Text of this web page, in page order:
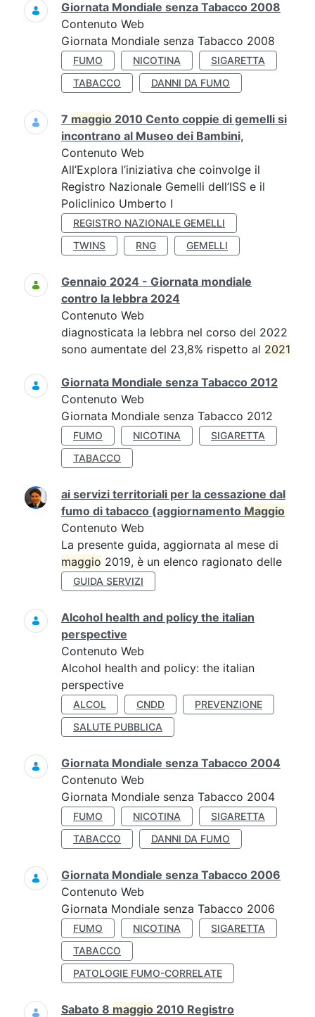
Giornata Mondiale senza Tabacco 2008
Contenuto Web
Giornata Mondiale senza Tabacco 2008
FUMO NICOTINA
SIGARETTA
TABACCO
DANNI DA FUMO
7 maggio 2010 Cento coppie di gemelli si
incontrano al Museo dei Bambini,
Contenuto Web
All’Explora l’iniziativa che coinvolge il
Registro Nazionale Gemelli dell’ISS e il
Policlinico Umberto I
REGISTRO NAZIONALE GEMELLI
TWINS
RNG GEMELLI
Gennaio 2024 - Giornata mondiale
contro la lebbra 2024
Contenuto Web
diagnosticata la lebbra nel corso del 2022
sono aumentate del 23,8% rispetto al 2021
Giornata Mondiale senza Tabacco 2012
Contenuto Web
Giornata Mondiale senza Tabacco 2012
FUMO NICOTINA
SIGARETTA
TABACCO
ai servizi territoriali per la cessazione dal
fumo di tabacco (aggiornamento Maggio
Contenuto Web
La presente guida, aggiornata al mese di
maggio 2019, è un elenco ragionato delle
GUIDA SERVIZI
Alcohol health and policy the italian
perspective
Contenuto Web
Alcohol health and policy: the italian
perspective
ALCOL CNDD
PREVENZIONE
SALUTE PUBBLICA
Giornata Mondiale senza Tabacco 2004
Contenuto Web
Giornata Mondiale senza Tabacco 2004
FUMO NICOTINA
SIGARETTA
TABACCO
DANNI DA FUMO
Giornata Mondiale senza Tabacco 2006
Contenuto Web
Giornata Mondiale senza Tabacco 2006
FUMO NICOTINA
SIGARETTA
TABACCO
PATOLOGIE FUMO-CORRELATE
Sabato 8 maggio 2010 Registro